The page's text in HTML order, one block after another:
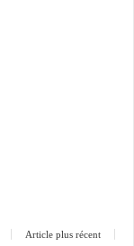
Article plus récent